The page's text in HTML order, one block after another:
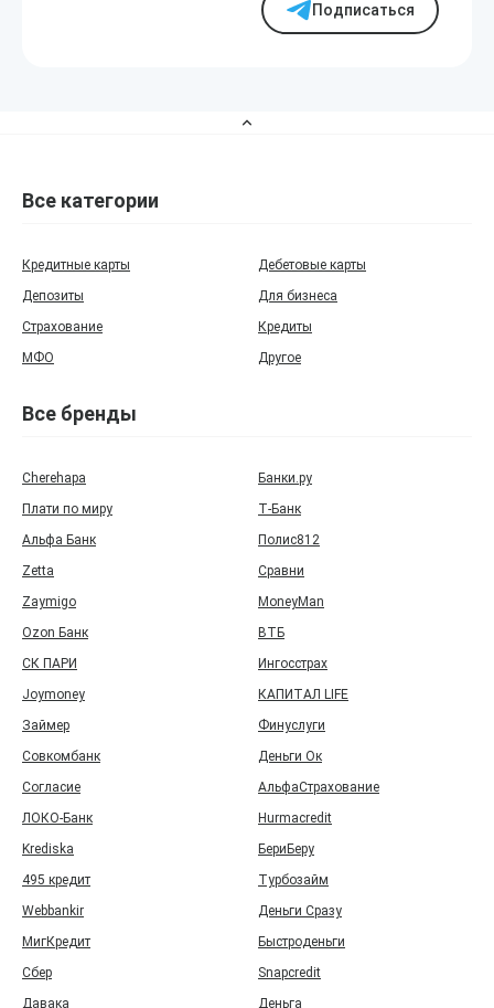
Подписаться
Все категории
Кредитные карты
Дебетовые карты
Депозиты
Для бизнеса
Страхование
Кредиты
МФО
Другое
Все бренды
Cherehapa
Банки.ру
Плати по миру
Т‑Банк
Альфа Банк
Полис812
Zetta
Сравни
Zaymigo
MoneyMan
Ozon Банк
ВТБ
СК ПАРИ
Ингосстрах
Joymoney
КАПИТАЛ LIFE
Займер
Финуслуги
Совкомбанк
Деньги Ок
Согласие
АльфаСтрахование
ЛОКО-Банк
Hurmacredit
Krediska
БериБеру
495 кредит
Турбозайм
Webbankir
Деньги Сразу
МигКредит
Быстроденьги
Сбер
Snapcredit
Давака
Деньга